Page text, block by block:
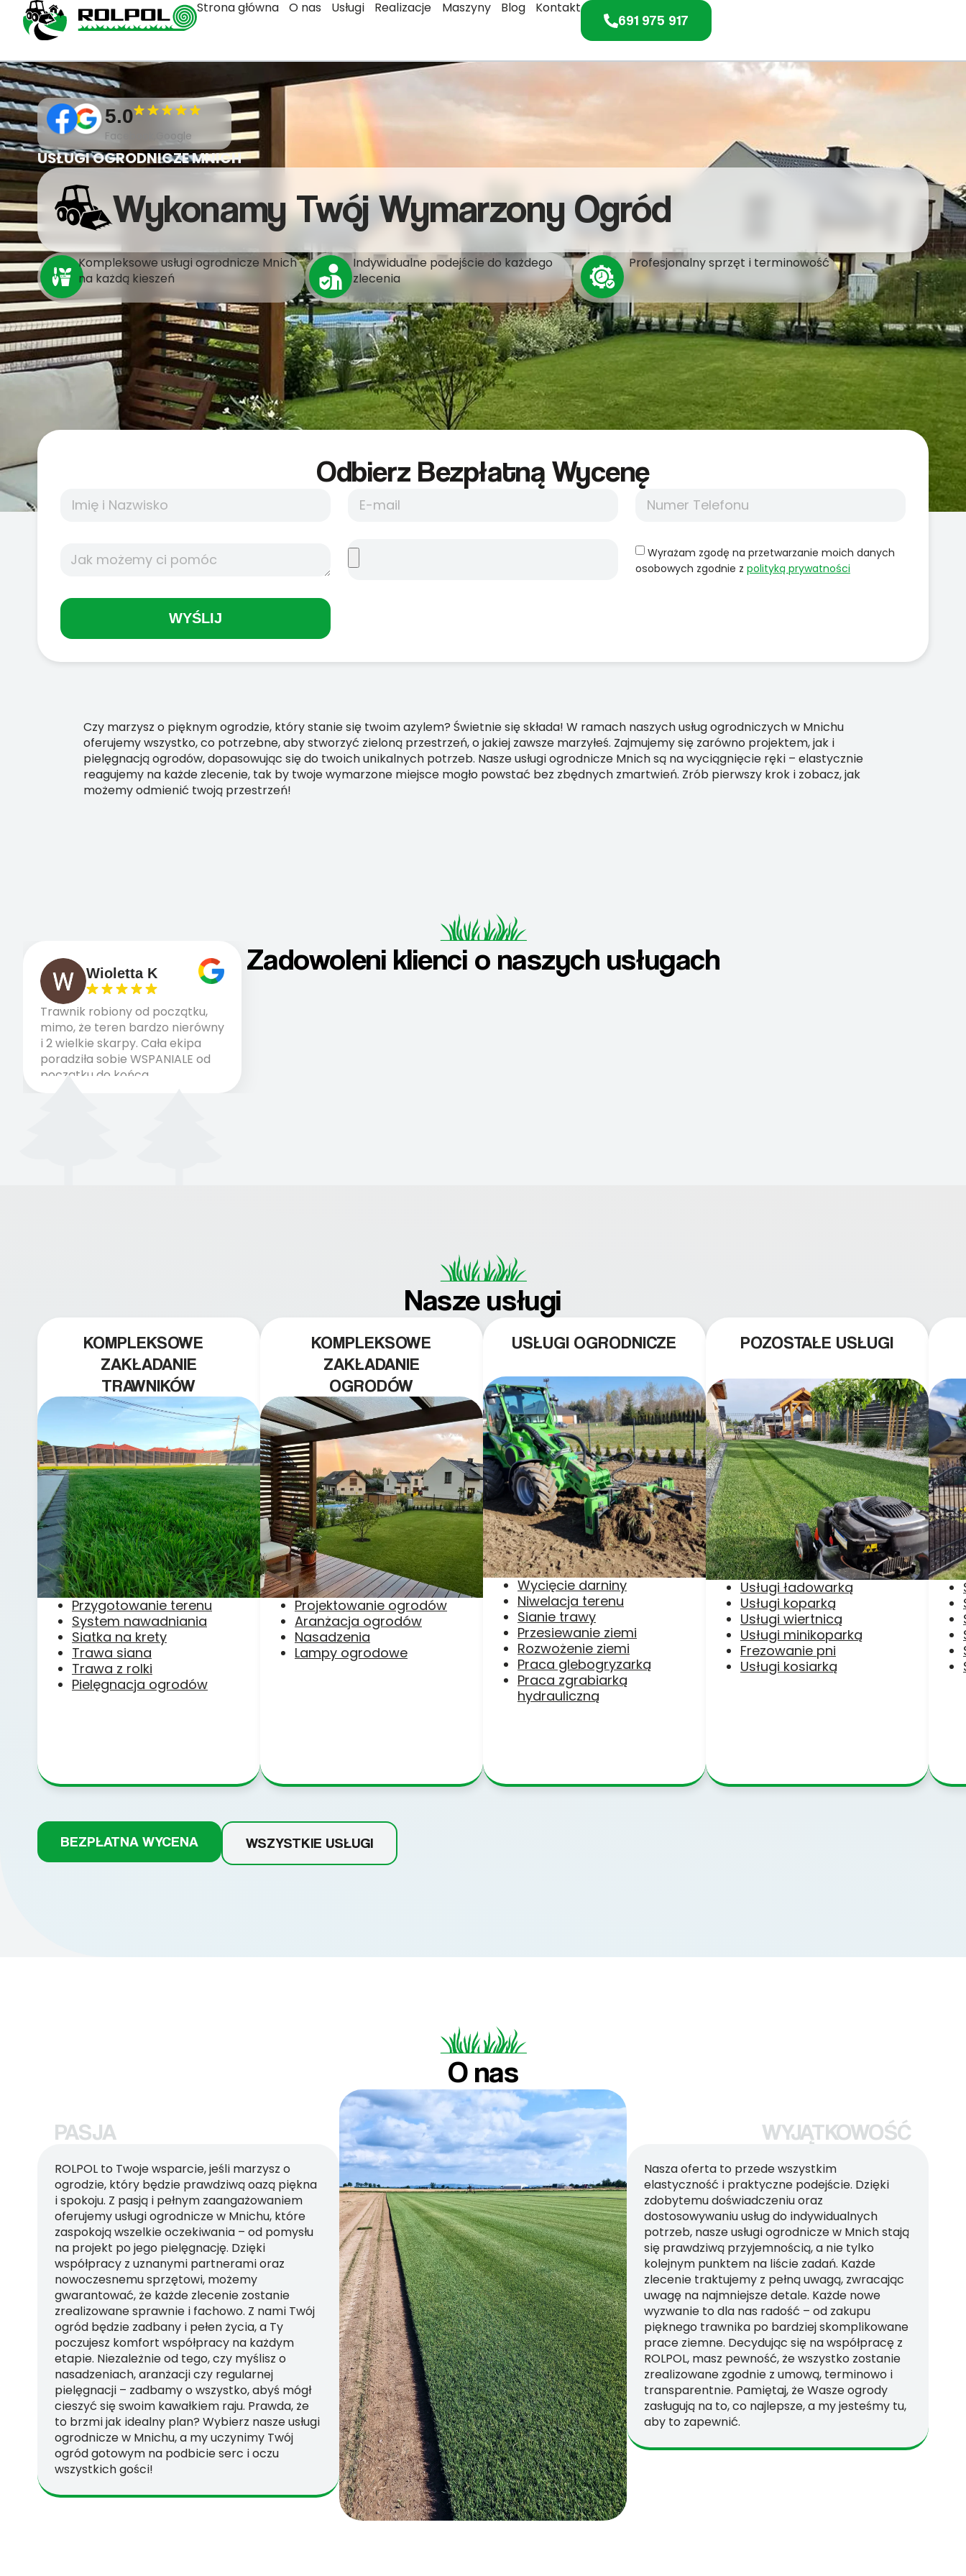
Strona główna O nas Usługi Realizacje Maszyny Blog Kontakt
691 975 917
5.0
Facebook,Google
USŁUGI OGRODNICZE MNICH
Wykonamy Twój Wymarzony Ogród
Kompleksowe usługi ogrodnicze Mnich
na każdą kieszeń
Indywidualne podejście do każdego
zlecenia
Profesjonalny sprzęt i terminowość
Odbierz Bezpłatną Wycenę
Wyrażam zgodę na przetwarzanie moich danych
osobowych zgodnie z polityką prywatności
WYŚLIJ
Czy marzysz o pięknym ogrodzie, który stanie się twoim azylem? Świetnie się składa! W ramach naszych usług ogrodniczych w Mnichu
oferujemy wszystko, co potrzebne, aby stworzyć zieloną przestrzeń, o jakiej zawsze marzyłeś. Zajmujemy się zarówno projektem, jak i
pielęgnacją ogrodów, dopasowując się do twoich unikalnych potrzeb. Nasze usługi ogrodnicze Mnich są na wyciągnięcie ręki – elastycznie
reagujemy na każde zlecenie, tak by twoje wymarzone miejsce mogło powstać bez zbędnych zmartwień. Zrób pierwszy krok i zobacz, jak
możemy odmienić twoją przestrzeń!
Zadowoleni klienci o naszych usługach
Wioletta K
Trawnik robiony od początku,
mimo, że teren bardzo nierówny
i 2 wielkie skarpy. Cała ekipa
poradziła sobie WSPANIALE od
początku do końca,
profesionalny sprzęt, panowie
Nasze usługi
KOMPLEKSOWE
ZAKŁADANIE
TRAWNIKÓW
Przygotowanie terenu
System nawadniania
Siatka na krety
Trawa siana
Trawa z rolki
Pielęgnacja ogrodów
KOMPLEKSOWE
ZAKŁADANIE
OGRODÓW
Projektowanie ogrodów
Aranżacja ogrodów
Nasadzenia
Lampy ogrodowe
USŁUGI OGRODNICZE
Wycięcie darniny
Niwelacja terenu
Sianie trawy
Przesiewanie ziemi
Rozwożenie ziemi
Praca glebogryzarką
Praca zgrabiarką
hydrauliczną
POZOSTAŁE USŁUGI
Usługi ładowarką
Usługi koparką
Usługi wiertnicą
Usługi minikoparką
Frezowanie pni
Usługi kosiarką
BEZPŁATNA WYCENA WSZYSTKIE USŁUGI
O nas
PASJA
ROLPOL to Twoje wsparcie, jeśli marzysz o
ogrodzie, który będzie prawdziwą oazą piękna
i spokoju. Z pasją i pełnym zaangażowaniem
oferujemy usługi ogrodnicze w Mnichu, które
zaspokoją wszelkie oczekiwania – od pomysłu
na projekt po jego pielęgnację. Dzięki
współpracy z uznanymi partnerami oraz
nowoczesnemu sprzętowi, możemy
gwarantować, że każde zlecenie zostanie
zrealizowane sprawnie i fachowo. Z nami Twój
ogród będzie zadbany i pełen życia, a Ty
poczujesz komfort współpracy na każdym
etapie. Niezależnie od tego, czy myślisz o
nasadzeniach, aranżacji czy regularnej
pielęgnacji – zadbamy o wszystko, abyś mógł
cieszyć się swoim kawałkiem raju. Prawda, że
to brzmi jak idealny plan? Wybierz nasze usługi
ogrodnicze w Mnichu, a my uczynimy Twój
ogród gotowym na podbicie serc i oczu
wszystkich gości!
WYJĄTKOWOŚĆ
Nasza oferta to przede wszystkim
elastyczność i praktyczne podejście. Dzięki
zdobytemu doświadczeniu oraz
dostosowywaniu usług do indywidualnych
potrzeb, nasze usługi ogrodnicze w Mnich stają
się prawdziwą przyjemnością, a nie tylko
kolejnym punktem na liście zadań. Każde
zlecenie traktujemy z pełną uwagą, zwracając
uwagę na najmniejsze detale. Każde nowe
wyzwanie to dla nas radość – od zakupu
pięknego trawnika po bardziej skomplikowane
prace ziemne. Decydując się na współpracę z
ROLPOL, masz pewność, że wszystko zostanie
zrealizowane zgodnie z umową, terminowo i
transparentnie. Pamiętaj, że Wasze ogrody
zasługują na to, co najlepsze, a my jesteśmy tu,
aby to zapewnić.